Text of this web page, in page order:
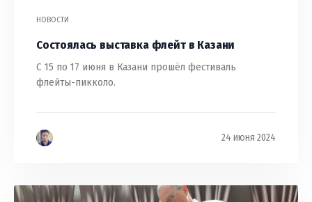
НОВОСТИ
Состоялась выставка флейт в Казани
С 15 по 17 июня в Казани прошёл фестиваль
флейты-пикколо.
24 июня 2024